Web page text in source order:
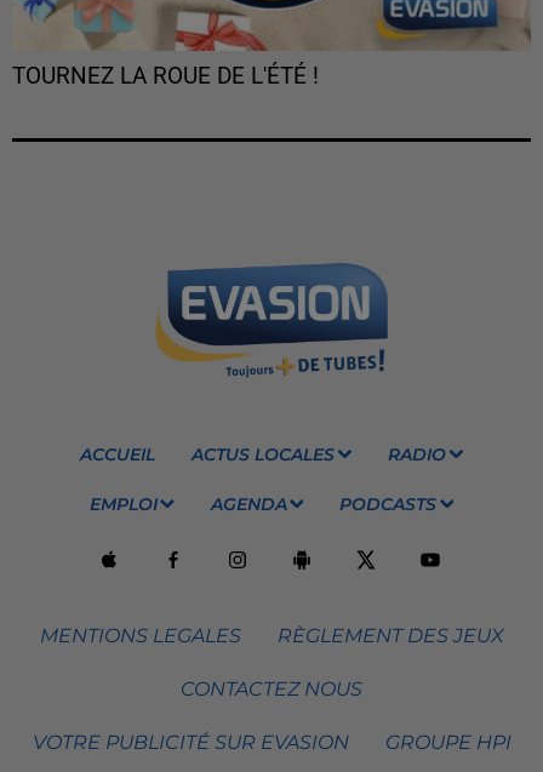
TOURNEZ LA ROUE DE L'ÉTÉ !
ACCUEIL ACTUS LOCALES RADIO
EMPLOI AGENDA PODCASTS
MENTIONS LEGALES RÈGLEMENT DES JEUX
CONTACTEZ NOUS
VOTRE PUBLICITÉ SUR EVASION GROUPE HPI